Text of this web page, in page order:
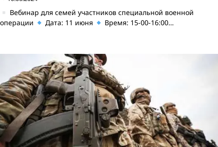
Вебинар для семей участников специальной военной
операции
Дата: 11 июня Время: 15-00-16:00…